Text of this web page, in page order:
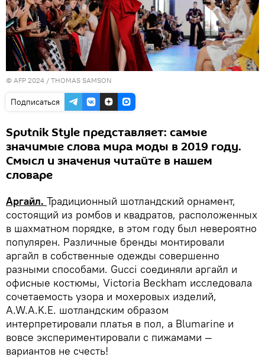
© AFP 2024 / THOMAS SAMSON
Подписаться
Sputnik Style представляет: самые
значимые слова мира моды в 2019 году.
Смысл и значения читайте в нашем
словаре
Аргайл. Традиционный шотландский орнамент,
состоящий из ромбов и квадратов, расположенных
в шахматном порядке, в этом году был невероятно
популярен. Различные бренды монтировали
аргайл в собственные одежды совершенно
разными способами. Gucci соединяли аргайл и
офисные костюмы, Victoria Beckham исследовала
сочетаемость узора и мохеровых изделий,
A.W.A.K.E. шотландским образом
интерпретировали платья в пол, а Blumarine и
вовсе экспериментировали с пижамами —
вариантов не счесть!